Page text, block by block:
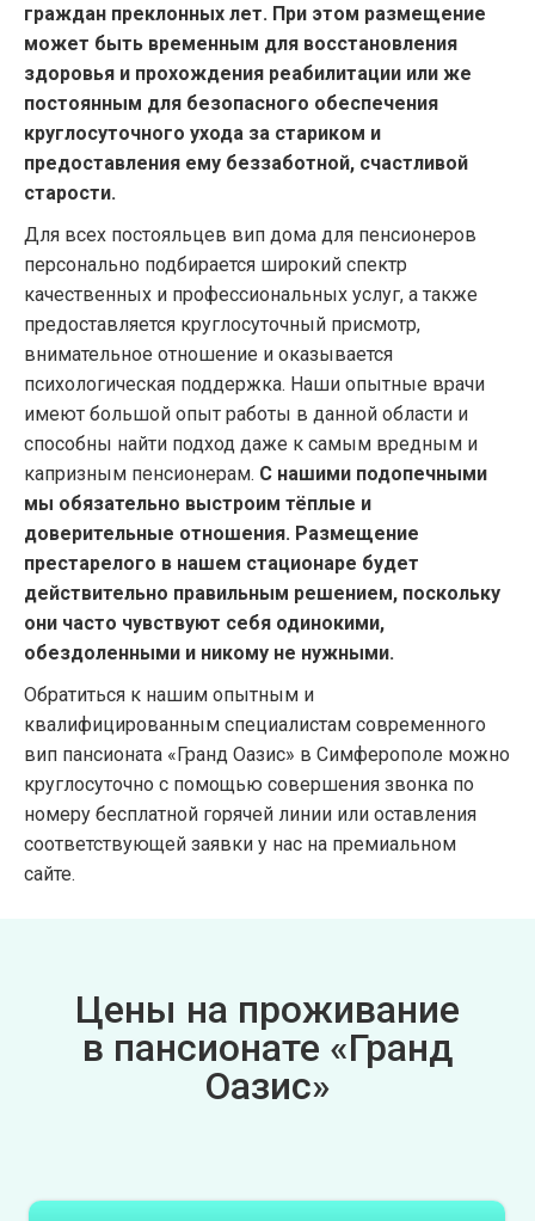
граждан преклонных лет. При этом размещение
может быть временным для восстановления
здоровья и прохождения реабилитации или же
постоянным для безопасного обеспечения
круглосуточного ухода за стариком и
предоставления ему беззаботной, счастливой
старости.
Для всех постояльцев вип дома для пенсионеров
персонально подбирается широкий спектр
качественных и профессиональных услуг, а также
предоставляется круглосуточный присмотр,
внимательное отношение и оказывается
психологическая поддержка. Наши опытные врачи
имеют большой опыт работы в данной области и
способны найти подход даже к самым вредным и
капризным пенсионерам. С нашими подопечными
мы обязательно выстроим тёплые и
доверительные отношения. Размещение
престарелого в нашем стационаре будет
действительно правильным решением, поскольку
они часто чувствуют себя одинокими,
обездоленными и никому не нужными.
Обратиться к нашим опытным и
квалифицированным специалистам современного
вип пансионата «Гранд Оазис» в Симферополе можно
круглосуточно с помощью совершения звонка по
номеру бесплатной горячей линии или оставления
соответствующей заявки у нас на премиальном
сайте.
Цены на проживание
в пансионате «Гранд
Оазис»